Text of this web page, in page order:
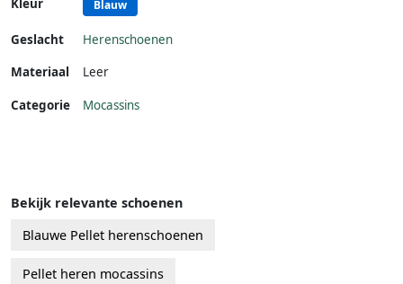
Kleur Blauw
Geslacht
Herenschoenen
Materiaal
Leer
Categorie Mocassins
Bekijk relevante schoenen
Blauwe Pellet herenschoenen
Pellet heren mocassins